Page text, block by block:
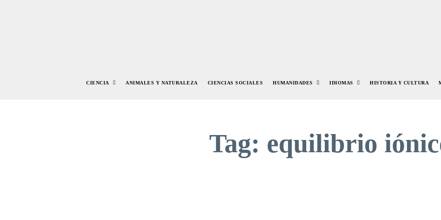
CIENCIA ANIMALES Y NATURALEZA CIENCIAS SOCIALES HUMANIDADES IDIOMAS HISTORIA Y CULTURA
Tag: equilibrio